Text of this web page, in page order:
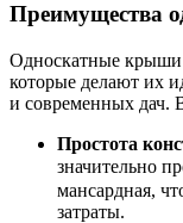
Преимущества
Односкатные
которые делают их
и современных дач.
Простота
значительно
мансардная,
затраты.